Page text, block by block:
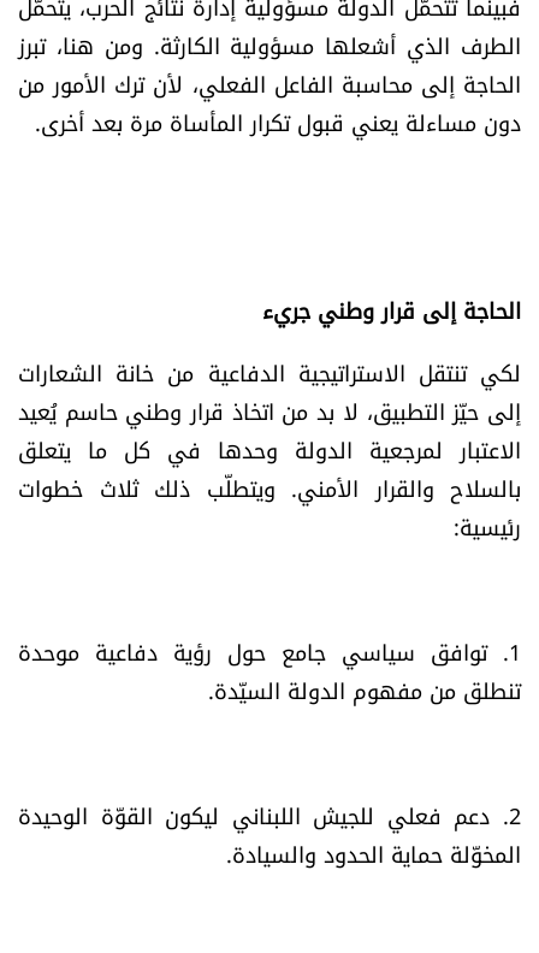
الطرف الذي أشعلها مسؤولية الكارثة. ومن هنا، تبرز
الحاجة إلى محاسبة الفاعل الفعلي، لأن ترك الأمور من
دون مساءلة يعني قبول تكرار المأساة مرة بعد أخرى.
الحاجة إلى قرار وطني جريء
لكي تنتقل الاستراتيجية الدفاعية من خانة الشعارات
إلى حيّز التطبيق، لا بد من اتخاذ قرار وطني حاسم يُعيد
الاعتبار لمرجعية الدولة وحدها في كل ما يتعلق
بالسلاح والقرار الأمني. ويتطلّب ذلك ثلاث خطوات
رئيسية:
1. توافق سياسي جامع حول رؤية دفاعية موحدة
تنطلق من مفهوم الدولة السيّدة.
2. دعم فعلي للجيش اللبناني ليكون القوّة الوحيدة
المخوّلة حماية الحدود والسيادة.